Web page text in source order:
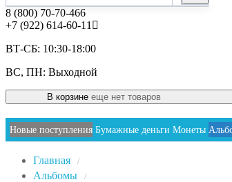
8 (800) 70-70-466
+7 (922) 614-60-11
ВТ-СБ: 10:30-18:00
ВС, ПН: Выходной
В корзине еще нет товаров
Новые поступления Бумажные деньги Монеты
Главная /
Альбомы /